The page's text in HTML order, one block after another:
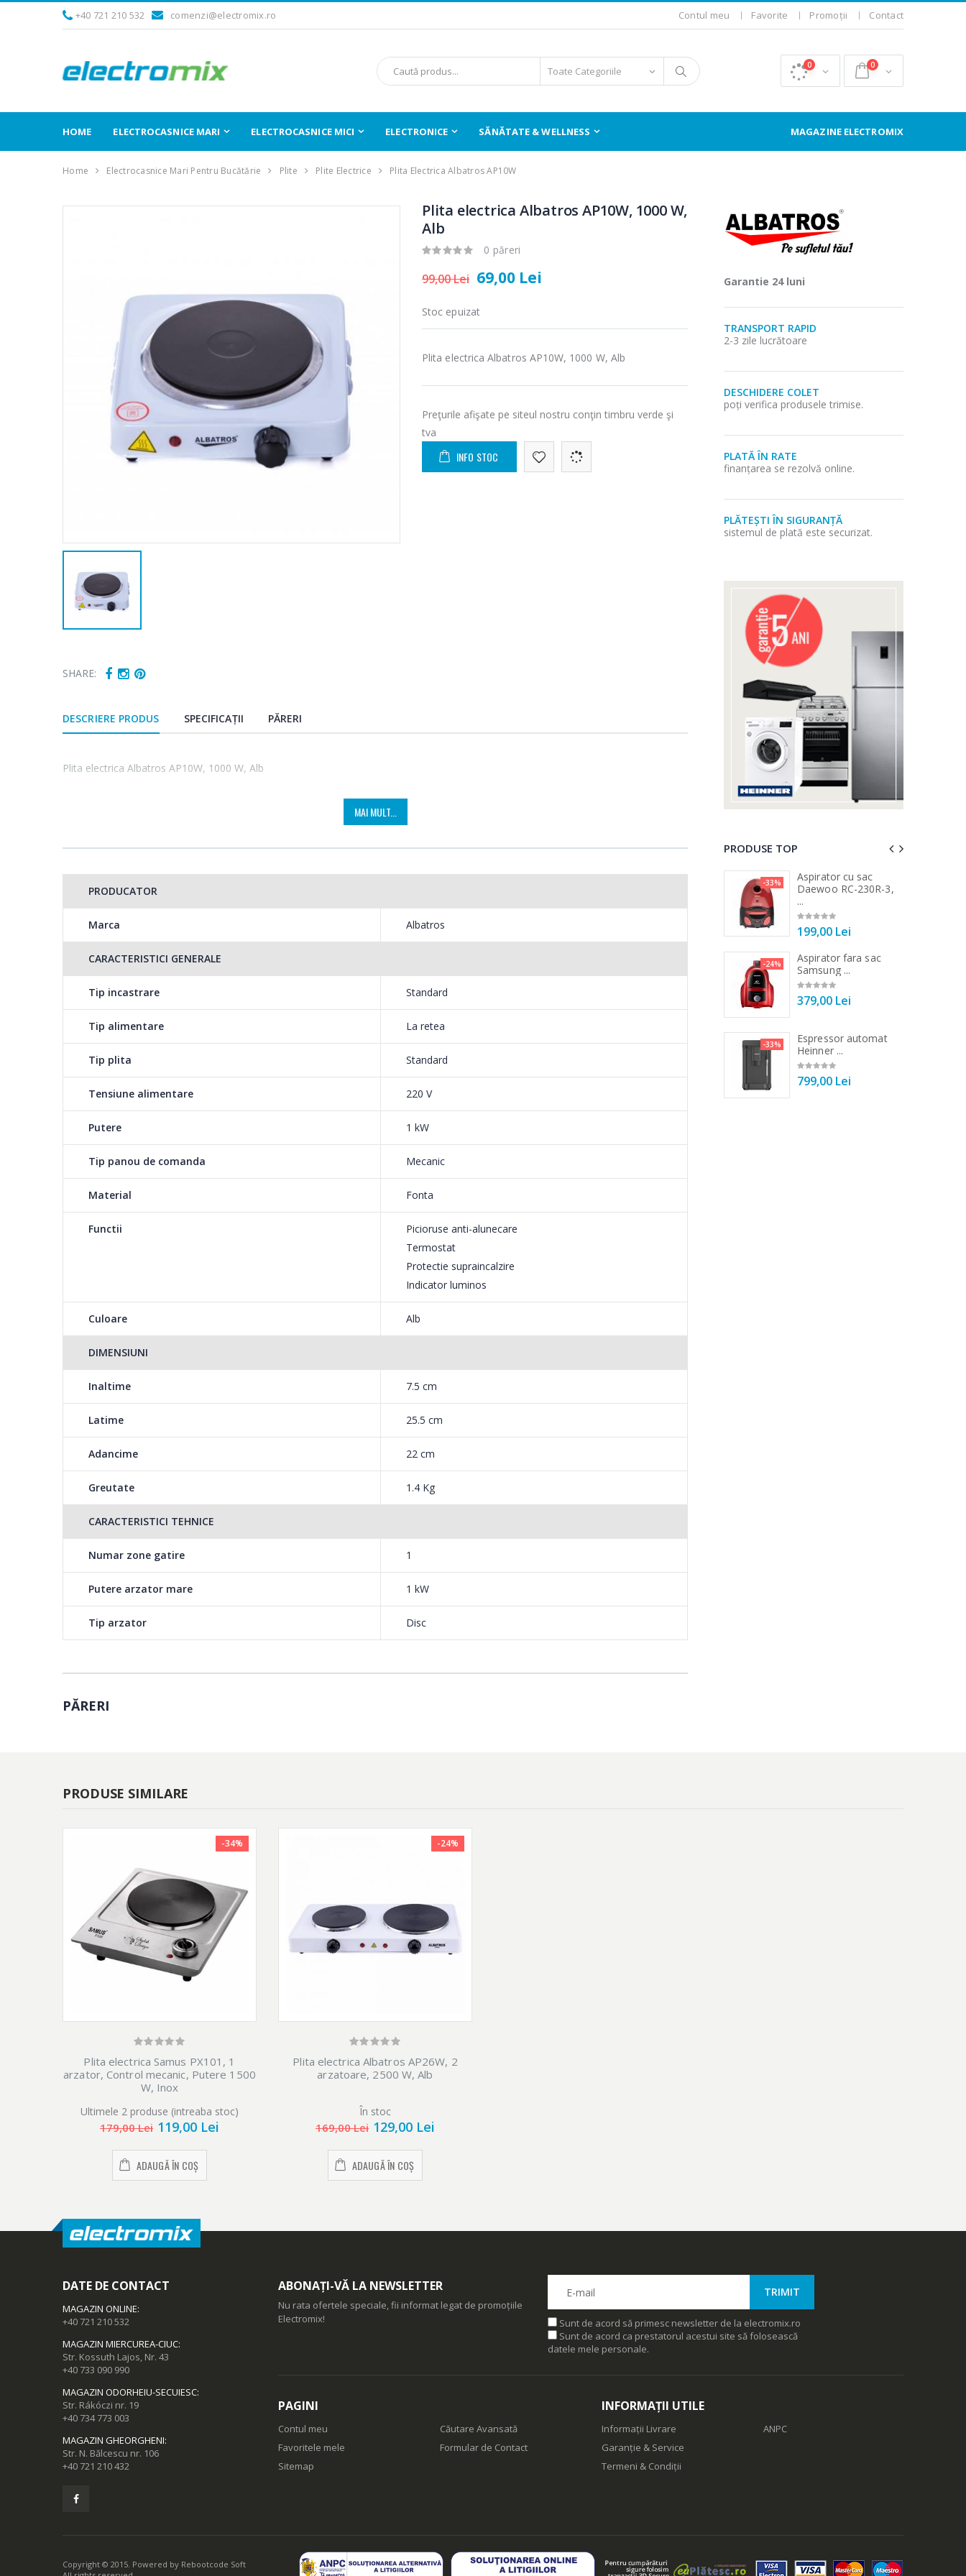
+40 721 210 532 comenzi@electromix.ro Contul meu Favorite Promoții Contact
0 0
HOME ELECTROCASNICE MARI ELECTROCASNICE MICI ELECTRONICE SĂNĂTATE & WELLNESS MAGAZINE ELECTROMIX
Home Electrocasnice Mari Pentru Bucătărie Plite Plite Electrice Plita Electrica Albatros AP10W
SHARE:
Plita electrica Albatros AP10W, 1000 W,
Alb
0 păreri
99,00 Lei 69,00 Lei
Stoc epuizat
Plita electrica Albatros AP10W, 1000 W, Alb
Preţurile afişate pe siteul nostru conţin timbru verde şi
tva
INFO STOC
DESCRIERE PRODUS SPECIFICAȚII PĂRERI
Plita electrica Albatros AP10W, 1000 W, Alb
MAI MULT...
PRODUCATOR
Marca Albatros
CARACTERISTICI GENERALE
Tip incastrare Standard
Tip alimentare La retea
Tip plita Standard
Tensiune alimentare 220 V
Putere 1 kW
Tip panou de comanda Mecanic
Material Fonta
Functii
Picioruse anti-alunecare
Termostat
Protectie supraincalzire
Indicator luminos
Culoare Alb
DIMENSIUNI
Inaltime 7.5 cm
Latime 25.5 cm
Adancime 22 cm
Greutate 1.4 Kg
CARACTERISTICI TEHNICE
Numar zone gatire 1
Putere arzator mare 1 kW
Tip arzator Disc
PĂRERI
Garantie 24 luni
TRANSPORT RAPID
2-3 zile lucrătoare
DESCHIDERE COLET
poți verifica produsele trimise.
PLATĂ ÎN RATE
finanțarea se rezolvă online.
PLĂTEȘTI ÎN SIGURANȚĂ
sistemul de plată este securizat.
PRODUSE TOP
Fierbator electric cu
89,00 Lei
799,00 Lei
-25%
1 199,00 Lei
Masina de tocat carne
-18%
139,00 Lei
-33%
Aspirator cu sac
Daewoo RC-230R-3,
...
199,00 Lei
-24%
Aspirator fara sac
Samsung ...
379,00 Lei
-33%
Espressor automat
Heinner ...
799,00 Lei
PRODUSE SIMILARE
-34%
Plita electrica Samus PX101, 1
arzator, Control mecanic, Putere 1500
W, Inox
Ultimele 2 produse (intreaba stoc)
179,00 Lei 119,00 Lei
ADAUGĂ ÎN COȘ
-24%
Plita electrica Albatros AP26W, 2
arzatoare, 2500 W, Alb
În stoc
169,00 Lei 129,00 Lei
ADAUGĂ ÎN COȘ
DATE DE CONTACT
MAGAZIN ONLINE:
+40 721 210 532
MAGAZIN MIERCUREA-CIUC:
Str. Kossuth Lajos, Nr. 43
+40 733 090 990
MAGAZIN ODORHEIU-SECUIESC:
Str. Rákóczi nr. 19
+40 734 773 003
MAGAZIN GHEORGHENI:
Str. N. Bălcescu nr. 106
+40 721 210 432
ABONAȚI-VĂ LA NEWSLETTER
Nu rata ofertele speciale, fii informat legat de promoțiile
Electromix!
Sunt de acord să primesc newsletter de la electromix.ro
Sunt de acord ca prestatorul acestui site să folosească
datele mele personale.
PAGINI
Contul meu
Favoritele mele
Sitemap
Căutare Avansată
Formular de Contact
INFORMAȚII UTILE
Informații Livrare
Garanție & Service
Termeni & Condiții
ANPC
Copyright © 2015. Powered by Rebootcode Soft